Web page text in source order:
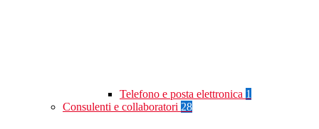
Telefono e posta elettronica 1
Consulenti e collaboratori 28